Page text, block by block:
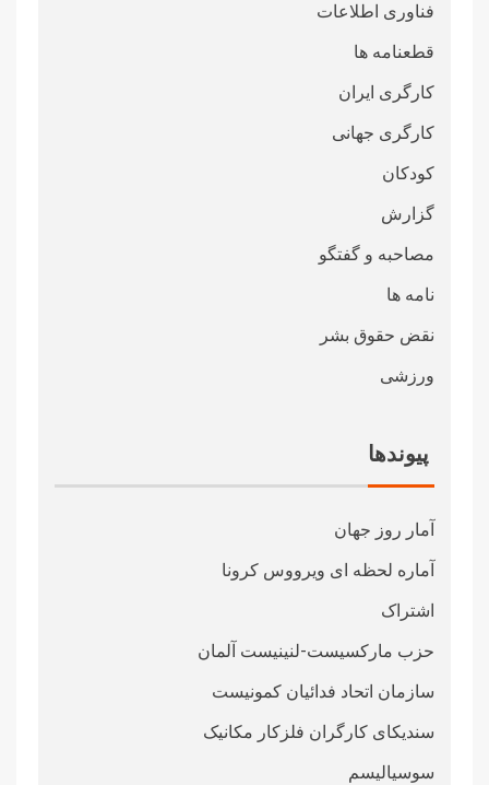
فناوری اطلاعات
قطعنامە ها
کارگری ایران
کارگری جهانی
کودکان
گزارش
مصاحبه و گفتگو
نامه ها
نقض حقوق بشر
ورزشی
پیوندها
آمار روز جهان
آماره لحظه ای ویرووس کرونا
اشتراک
حزب مارکسیست-لنینیست آلمان
سازمان اتحاد فدائیان کمونیست
سندیکای کارگران فلزکار مکانیک
سوسیالیسم